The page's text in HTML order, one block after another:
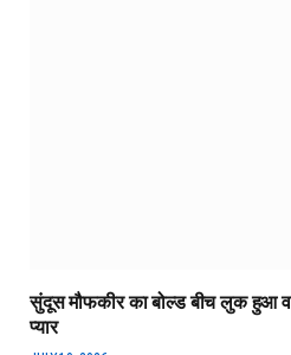
सुंदूस मौफकीर का बोल्ड बीच लुक हुआ
प्यार